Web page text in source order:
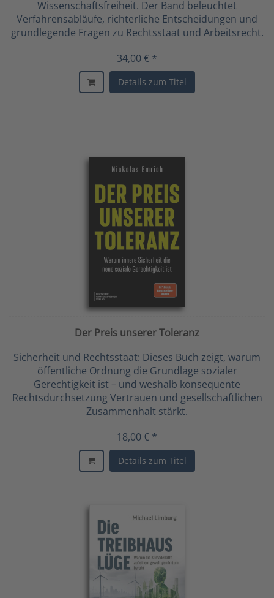
Wissenschaftsfreiheit. Der Band beleuchtet
Verfahrensabläufe, richterliche Entscheidungen und
grundlegende Fragen zu Rechtsstaat und Arbeitsrecht.
34,00 € *
Details zum Titel
Der Preis unserer Toleranz
Sicherheit und Rechtsstaat: Dieses Buch zeigt, warum
öffentliche Ordnung die Grundlage sozialer
Gerechtigkeit ist – und weshalb konsequente
Rechtsdurchsetzung Vertrauen und gesellschaftlichen
Zusammenhalt stärkt.
18,00 € *
Details zum Titel